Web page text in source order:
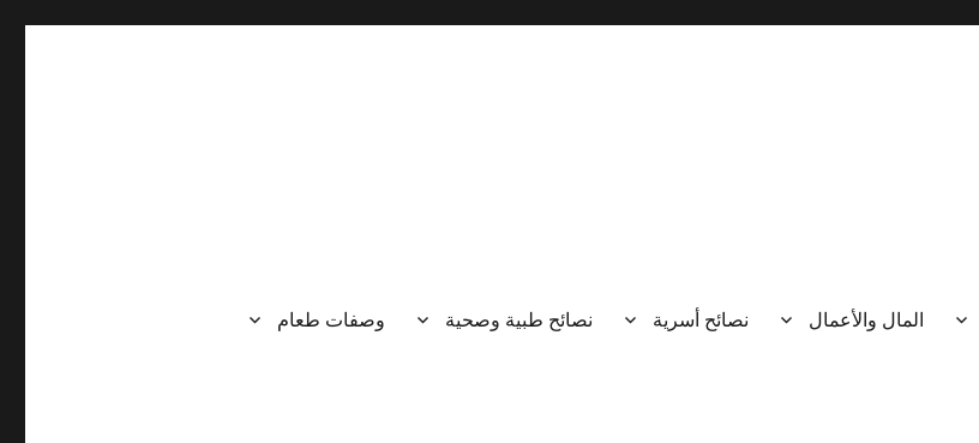
المال والأعمال نصائح أسرية نصائح طبية وصحية وصفات طعام